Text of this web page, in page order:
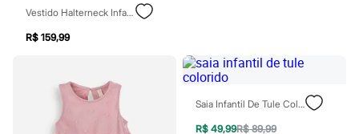
Calcinhas
Meias
Biquínis e Maiôs
Blusas de proteção
Personagens
Vestido Halterneck Infantil De Tule Lacinho Rosa
R$ 159,99
Saia Infantil De Tule Colorido
R$ 49,99R$ 89,99